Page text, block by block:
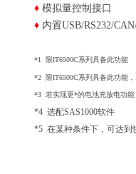
♦ 模拟量控制接口
♦ 内置USB/RS232/
​*1 限IT6500C系列具备此功能
*2 限IT6500C系列具备此功能
*3 若实现更*的电池充放电功能
*4 选配SAS1000软件
*5 在某种条件下，可达到